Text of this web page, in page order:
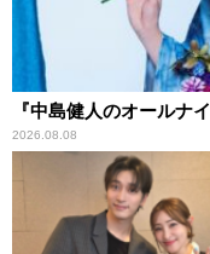
『中島健人のオールナ
2026.08.08